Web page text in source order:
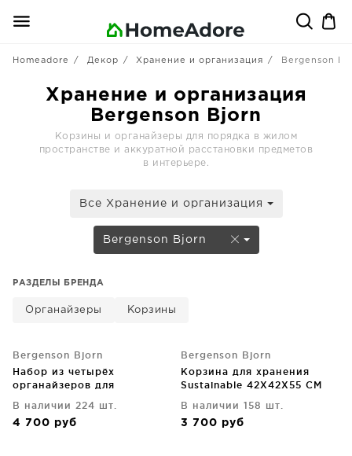
Homeadore Декор Хранение и организация Bergenson
Хранение и организация
Bergenson Bjorn
Корзины и органайзеры для порядка в жилом
пространстве и аккуратной расстановки предметов
в интерьере.
Все Хранение и организация
Bergenson Bjorn
РАЗДЕЛЫ БРЕНДА
Органайзеры Корзины
Bergenson Bjorn
Набор из четырёх
органайзеров для
30X42X20 / 27X3719 /
22X32X17 / 17X23X14 CM
В наличии 224 шт.
4 700 руб
Bergenson Bjorn
Корзина для хранения
Sustainable 42X42X55 CM
В наличии 158 шт.
3 700 руб